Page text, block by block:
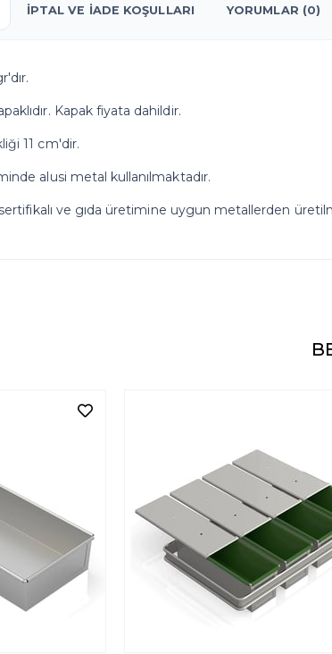
İPTAL VE İADE KOŞULLARI YORUMLAR (0)
Kapak fiyata dahildir.
11 cm'dir.
alusi metal kullanılmaktadır.
sertifikalı ve gıda üretimine uygun metallerden